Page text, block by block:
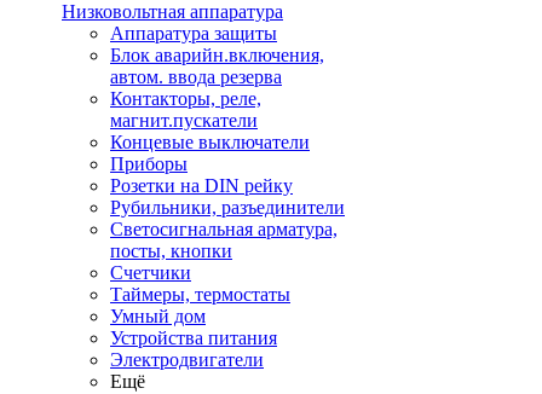
Низковольтная аппаратура
Аппаратура защиты
Блок аварийн.включения,
автом. ввода резерва
Контакторы, реле,
магнит.пускатели
Концевые выключатели
Приборы
Розетки на DIN рейку
Рубильники, разъединители
Светосигнальная арматура,
посты, кнопки
Счетчики
Таймеры, термостаты
Умный дом
Устройства питания
Электродвигатели
Ещё